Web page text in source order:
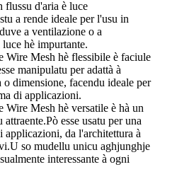
flussu d'aria è luce
a rende ideale per l'usu in
a ventilazione o a
hè impurtante.
Wire Mesh hè flessibile è faciule
manipulatu per adattà à
o dimensione, facendu ideale per
di applicazioni.
Wire Mesh hè versatile è hà un
attraente.Pò esse usatu per una
applicazioni, da l'architettura à
so mudellu unicu aghjunghje
interessante à ogni